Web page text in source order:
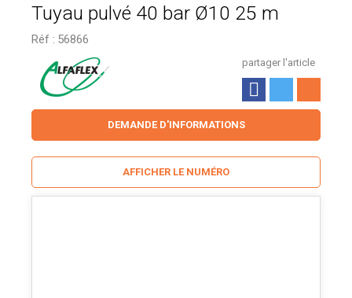
Tuyau pulvé 40 bar Ø10 25 m
Réf : 56866
partager l'article
DEMANDE D'INFORMATIONS
AFFICHER LE NUMÉRO